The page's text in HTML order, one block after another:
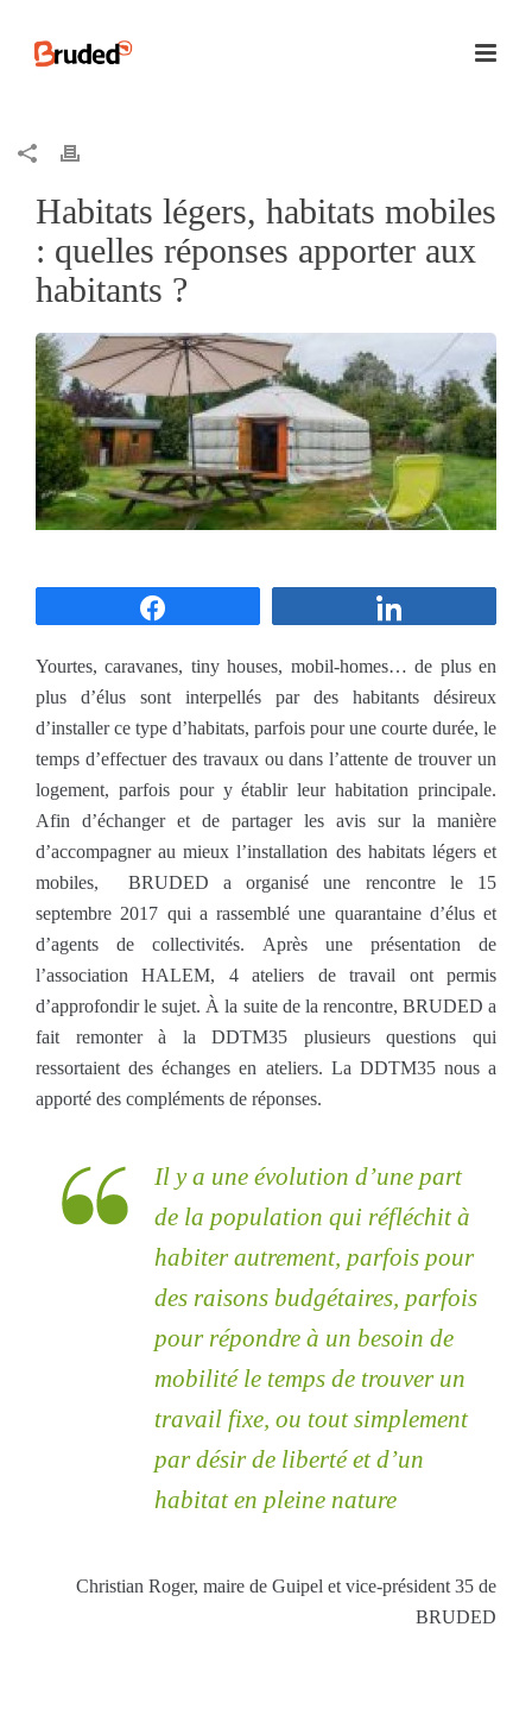
Habitats légers, habitats mobiles
: quelles réponses apporter aux
habitants ?
Yourtes, caravanes, tiny houses, mobil-homes… de plus en
plus d’élus sont interpellés par des habitants désireux
d’installer ce type d’habitats, parfois pour une courte durée, le
temps d’effectuer des travaux ou dans l’attente de trouver un
logement, parfois pour y établir leur habitation principale.
Afin d’échanger et de partager les avis sur la manière
d’accompagner au mieux l’installation des habitats légers et
mobiles, BRUDED a organisé une rencontre le 15
septembre 2017 qui a rassemblé une quarantaine d’élus et
d’agents de collectivités. Après une présentation de
l’association HALEM, 4 ateliers de travail ont permis
d’approfondir le sujet. À la suite de la rencontre, BRUDED a
fait remonter à la DDTM35 plusieurs questions qui
ressortaient des échanges en ateliers. La DDTM35 nous a
apporté des compléments de réponses.
Il y a une évolution d’une part
de la population qui réfléchit à
habiter autrement, parfois pour
des raisons budgétaires, parfois
pour répondre à un besoin de
mobilité le temps de trouver un
travail fixe, ou tout simplement
par désir de liberté et d’un
habitat en pleine nature
Christian Roger, maire de Guipel et vice-président 35 de
BRUDED